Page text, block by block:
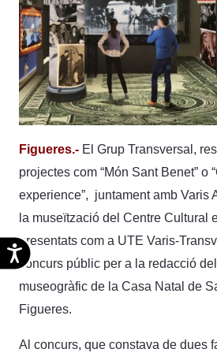
Accesibilidad
Figueres.- El Grup Transversal,
projectes com “Món Sant Benet” o
experience”, juntament amb Varis
la museïtzació del Centre Cultural
presentats com a UTE Varis-
concurs públic per a la redacció
museogràfic de la Casa Natal de
Figueres.
Al concurs, que constava de dues